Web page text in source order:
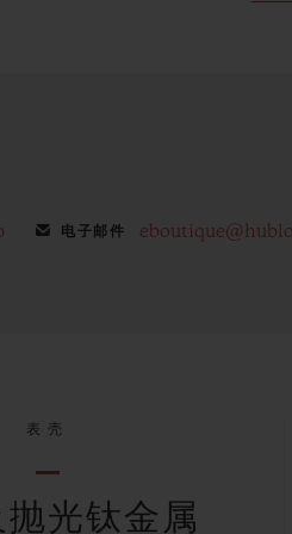
电子邮件
表壳
光钛金属